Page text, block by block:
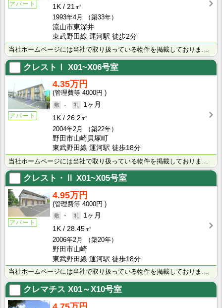
アパート
1K
21㎡
1993年4月
（築33年）
流山市東深井
東武野田線 運河駅 徒歩2分
クレストⅠ X01~X06号室
アパート
4.35万円
4000円
-
1ヶ月
1K
26.2㎡
2004年2月
（築22年）
野田市山崎貝塚町
東武野田線 運河駅 徒歩18分
クレスト・Ⅱ X01~X05号室
アパート
4.95万円
4000円
-
1ヶ月
1K
28.45㎡
2006年2月
（築20年）
野田市山崎
東武野田線 運河駅 徒歩18分
当社ホームページには当社で取り扱っている物件を掲載しております。 現在の募集状況に関しては、スタッフ･･･
クレマチス X01～X10号室